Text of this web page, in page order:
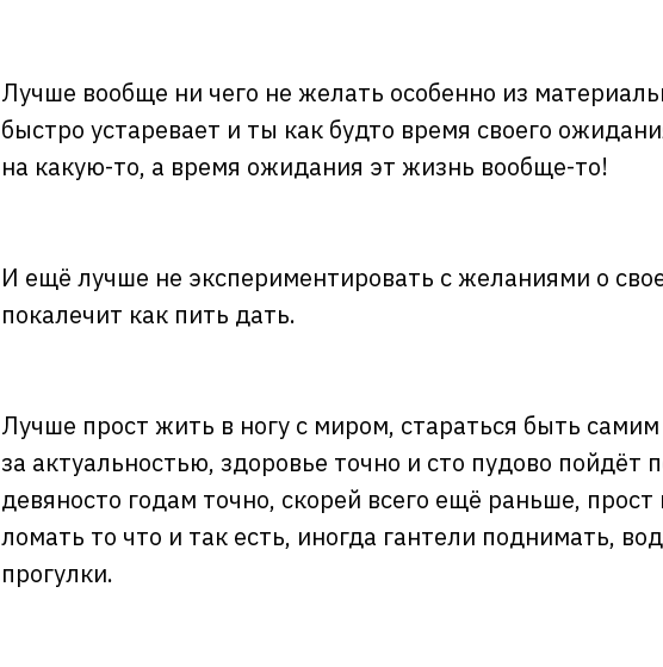
Лучше вообще ни чего не желать особенно из
быстро устаревает и ты как будто время своего
на какую-то, а время ожидания эт жизнь вообще-то!
И ещё лучше не экспериментировать с желаниями о
покалечит как пить дать.
Лучше прост жить в ногу с миром, стараться быть
за актуальностью, здоровье точно и сто пудово пойдёт
девяносто годам точно, скорей всего ещё раньше,
ломать то что и так есть, иногда гантели поднимать,
прогулки.